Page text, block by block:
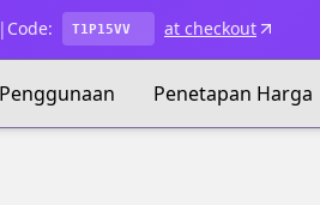
| Code: T1P15VV at checkout
Penggunaan Penetapan Harga